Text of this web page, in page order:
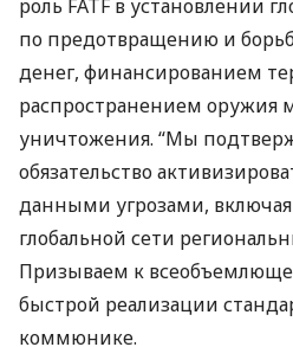
роль FATF в установлении
по предотвращению и
денег, финансированием
распространением оружия
уничтожения. “Мы
обязательство
данными угрозами,
глобальной сети
Призываем к
быстрой реализации
коммюнике.